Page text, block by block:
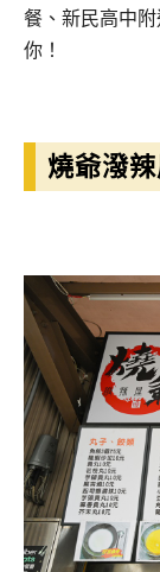
餐、新民高中
你！
燒爺潑